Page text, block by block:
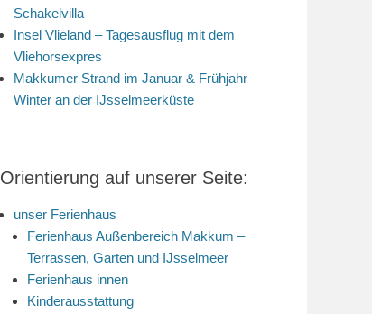
Schakelvilla
Insel Vlieland – Tagesausflug mit dem
Vliehorsexpres
Makkumer Strand im Januar & Frühjahr –
Winter an der IJsselmeerküste
Orientierung auf unserer Seite:
unser Ferienhaus
Ferienhaus Außenbereich Makkum –
Terrassen, Garten und IJsselmeer
Ferienhaus innen
Kinderausstattung